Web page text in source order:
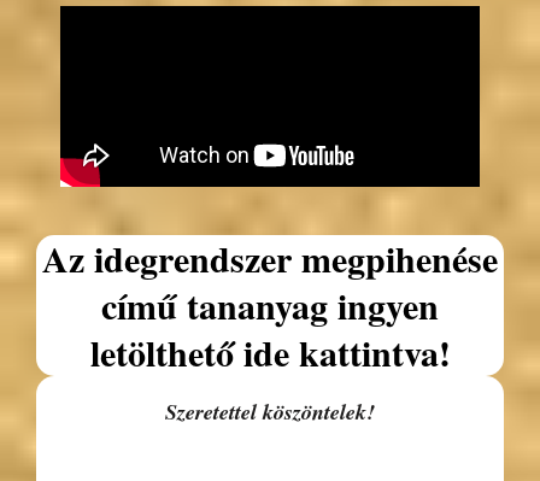
Az idegrendszer megpihenése
című tananyag ingyen
letölthető ide kattintva!
Szeretettel köszöntelek!